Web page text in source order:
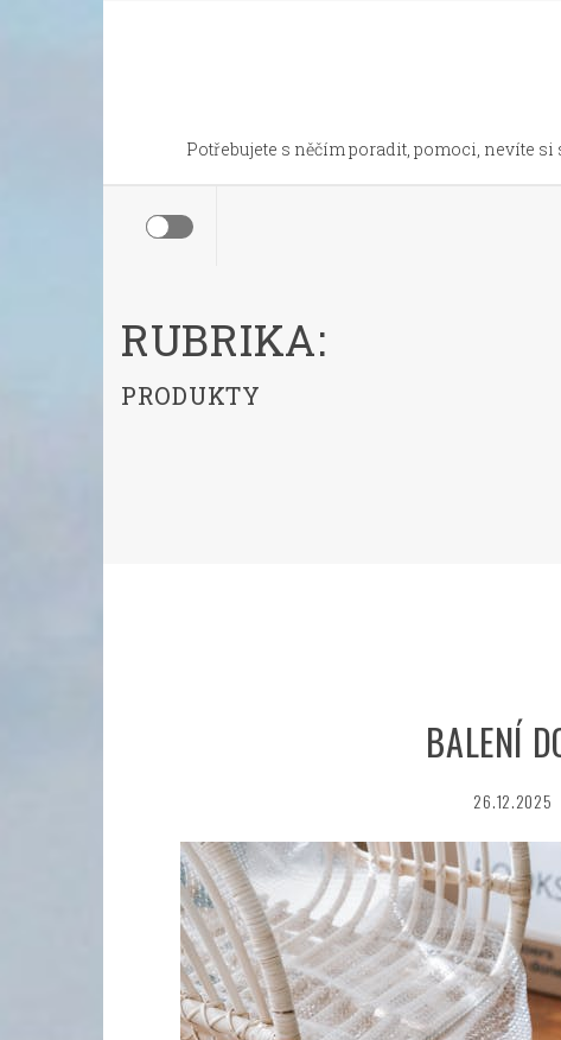
Potřebujete s něčím poradit, pomoci, nevíte si
RUBRIKA:
PRODUKTY
BALENÍ
26.12.2025